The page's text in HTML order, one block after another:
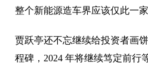
整个新能源造车界应该仅此一家
贾跃亭还不忘继续给投资者画
程碑，2024 年将继续笃定前